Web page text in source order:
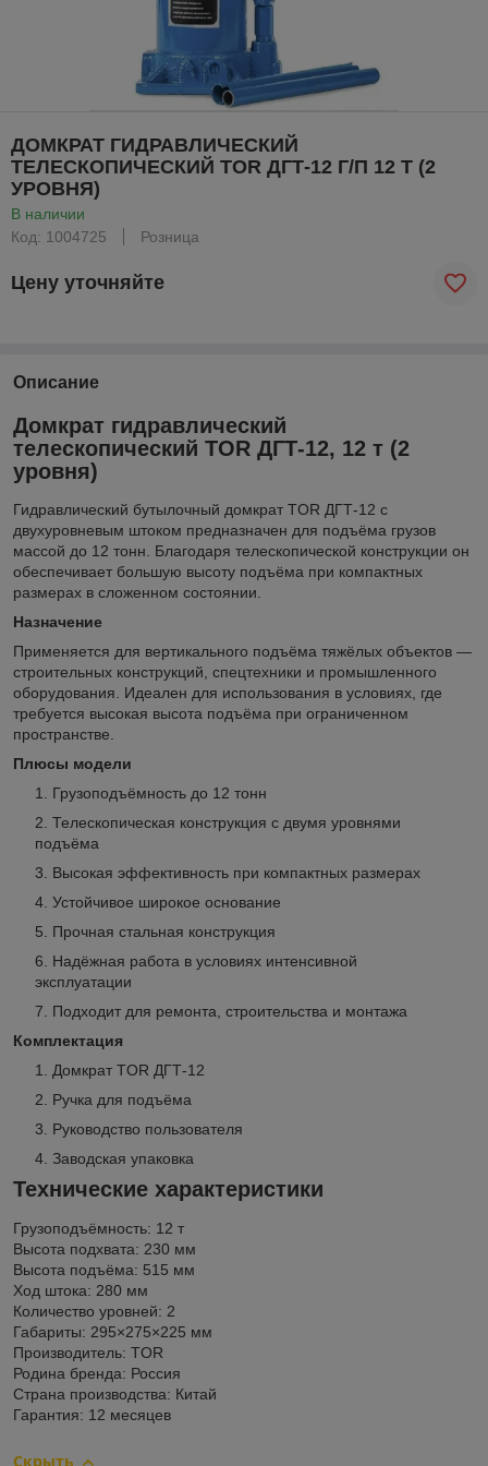
ДОМКРАТ ГИДРАВЛИЧЕСКИЙ
ТЕЛЕСКОПИЧЕСКИЙ TOR ДГТ-12 Г/П 12 Т (2
УРОВНЯ)
В наличии
Код: 1004725
Розница
Цену уточняйте
Описание
Домкрат гидравлический
телескопический TOR ДГТ-12, 12 т (2
уровня)
Гидравлический бутылочный домкрат TOR ДГТ-12 с
двухуровневым штоком предназначен для подъёма грузов
массой до 12 тонн. Благодаря телескопической конструкции он
обеспечивает большую высоту подъёма при компактных
размерах в сложенном состоянии.
Назначение
Применяется для вертикального подъёма тяжёлых объектов —
строительных конструкций, спецтехники и промышленного
оборудования. Идеален для использования в условиях, где
требуется высокая высота подъёма при ограниченном
пространстве.
Плюсы модели
Грузоподъёмность до 12 тонн
Телескопическая конструкция с двумя уровнями
подъёма
Высокая эффективность при компактных размерах
Устойчивое широкое основание
Прочная стальная конструкция
Надёжная работа в условиях интенсивной
эксплуатации
Подходит для ремонта, строительства и монтажа
Комплектация
Домкрат TOR ДГТ-12
Ручка для подъёма
Руководство пользователя
Заводская упаковка
Технические характеристики
Грузоподъёмность: 12 т
Высота подхвата: 230 мм
Высота подъёма: 515 мм
Ход штока: 280 мм
Количество уровней: 2
Габариты: 295×275×225 мм
Производитель: TOR
Родина бренда: Россия
Страна производства: Китай
Гарантия: 12 месяцев
Скрыть